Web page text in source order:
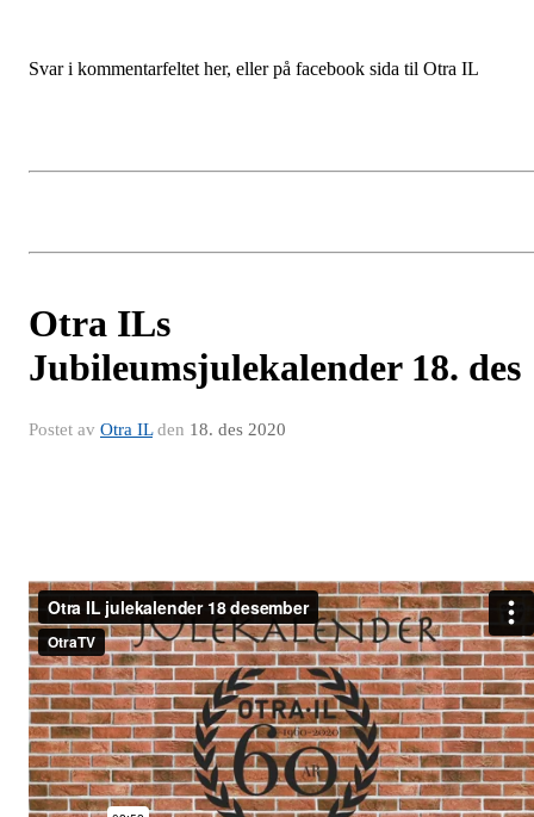
Svar i kommentarfeltet her, eller på facebook sida til Otra IL
Otra ILs
Jubileumsjulekalender 18. des
Postet av Otra ILden 18. des 2020